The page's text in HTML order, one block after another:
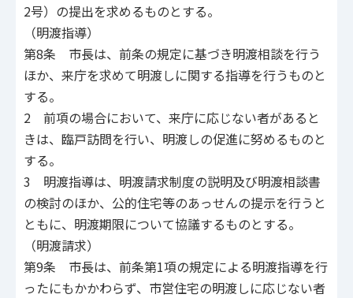
2号）の提出を求めるものとする。
（明渡指導）
第8条 市長は、前条の規定に基づき明渡相談を行う
ほか、来庁を求めて明渡しに関する指導を行うものと
する。
2 前項の場合において、来庁に応じない者があると
きは、臨戸訪問を行い、明渡しの促進に努めるものと
する。
3 明渡指導は、明渡請求制度の説明及び明渡相談書
の検討のほか、公的住宅等のあっせんの提示を行うと
ともに、明渡期限について協議するものとする。
（明渡請求）
第9条 市長は、前条第1項の規定による明渡指導を行
ったにもかかわらず、市営住宅の明渡しに応じない者